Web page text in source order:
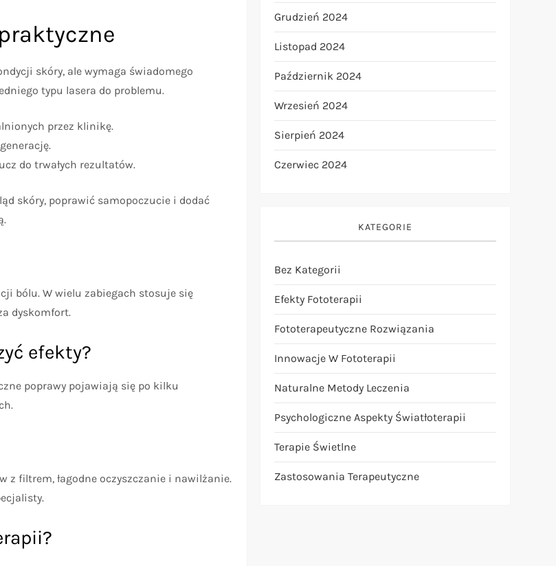
skóry, ale wymaga świadomego
typu lasera do problemu.
przez klinikę.
do trwałych rezultatów.
skóry, poprawić samopoczucie i dodać
bólu. W wielu zabiegach stosuje się
dyskomfort.
efekty?
poprawy pojawiają się po kilku
z filtrem, łagodne oczyszczanie i nawilżanie.
Grudzień 2024
Listopad 2024
Październik 2024
Wrzesień 2024
Sierpień 2024
Czerwiec 2024
KATEGORIE
Bez Kategorii
Efekty Fototerapii
Fototerapeutyczne Rozwiązania
Innowacje W Fototerapii
Naturalne Metody Leczenia
Psychologiczne Aspekty Światłoterapii
Terapie Świetlne
Zastosowania Terapeutyczne